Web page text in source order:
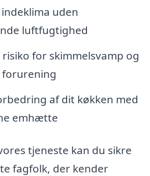
uden
luftfugtighed
risiko for skimmelsvamp og
af dit køkken med
emhætte
tjeneste kan du sikre
fagfolk, der kender